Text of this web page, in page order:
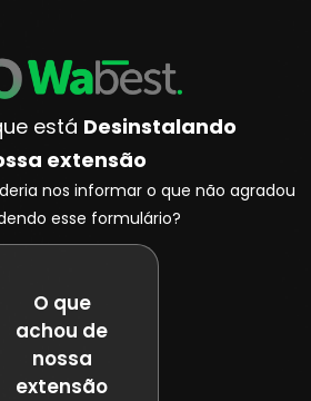
está Desinstalando
extensão
nos informar o que não agradou
esse formulário?
O que
achou de
nossa
extensão